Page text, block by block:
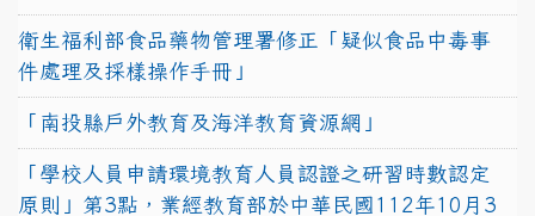
衛生福利部食品藥物管理署修正「疑似食品中毒事
件處理及採樣操作手冊」
「南投縣戶外教育及海洋教育資源網」
「學校人員申請環境教育人員認證之研習時數認定
原則」第3點，業經教育部於中華民國112年10月3